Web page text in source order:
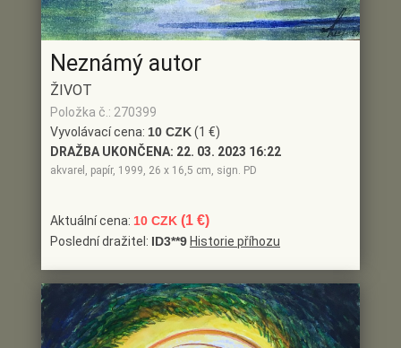
Neznámý autor
ŽIVOT
Položka č.: 270399
Vyvolávací cena: 10 CZK(1 €)
DRAŽBA UKONČENA: 22. 03. 2023 16:22
akvarel, papír, 1999, 26 x 16,5 cm, sign. PD
Aktuální cena: 10 CZK (1 €)
Poslední dražitel: ID3**9 Historie příhozu